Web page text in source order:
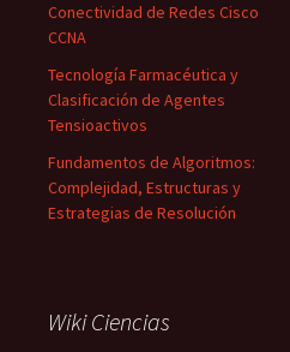
Conectividad de Redes Cisco
CCNA
Tecnología Farmacéutica y
Clasificación de Agentes
Tensioactivos
Fundamentos de Algoritmos:
Complejidad, Estructuras y
Estrategias de Resolución
Wiki Ciencias